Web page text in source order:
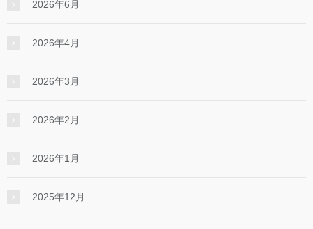
2026年6月
2026年4月
2026年3月
2026年2月
2026年1月
2025年12月